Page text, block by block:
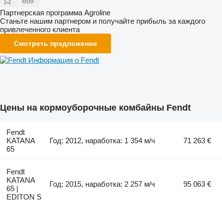
Партнерская программа Agroline
Станьте нашим партнером и получайте прибыль за каждого
привлеченного клиента
Смотреть предложение
Информация о Fendt
Цены на кормоуборочные комбайны Fendt
Fendt
KATANA
65
Год: 2012, наработка: 1 354 м/ч 71 263 €
Fendt
KATANA
65 |
EDITON S
Год: 2015, наработка: 2 257 м/ч 95 063 €